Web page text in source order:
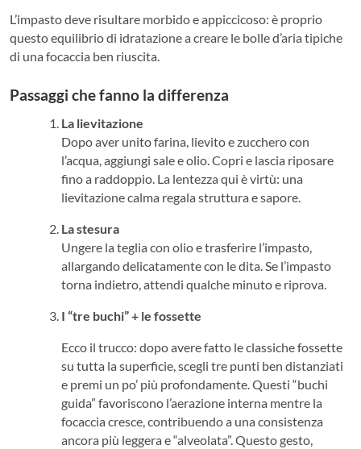
L’impasto deve risultare morbido e appiccicoso: è proprio
questo equilibrio di idratazione a creare le bolle d’aria tipiche
di una focaccia ben riuscita.
Passaggi che fanno la differenza
La lievitazione
Dopo aver unito farina, lievito e zucchero con
l’acqua, aggiungi sale e olio. Copri e lascia riposare
fino a raddoppio. La lentezza qui è virtù: una
lievitazione calma regala struttura e sapore.
La stesura
Ungere la teglia con olio e trasferire l’impasto,
allargando delicatamente con le dita. Se l’impasto
torna indietro, attendi qualche minuto e riprova.
I “tre buchi” + le fossette
Ecco il trucco: dopo avere fatto le classiche fossette
su tutta la superficie, scegli tre punti ben distanziati
e premi un po’ più profondamente. Questi “buchi
guida” favoriscono l’aerazione interna mentre la
focaccia cresce, contribuendo a una consistenza
ancora più leggera e “alveolata”. Questo gesto,